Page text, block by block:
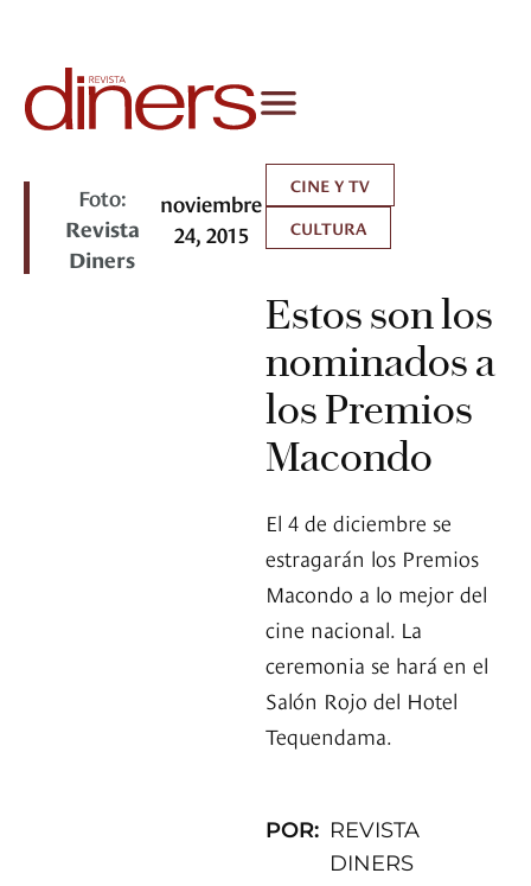
Foto:
Revista
Diners
noviembre
24, 2015
CINE Y TV
CULTURA
Estos son los
nominados a
los Premios
Macondo
El 4 de diciembre se
estragarán los Premios
Macondo a lo mejor del
cine nacional. La
ceremonia se hará en el
Salón Rojo del Hotel
Tequendama.
POR: REVISTA
DINERS